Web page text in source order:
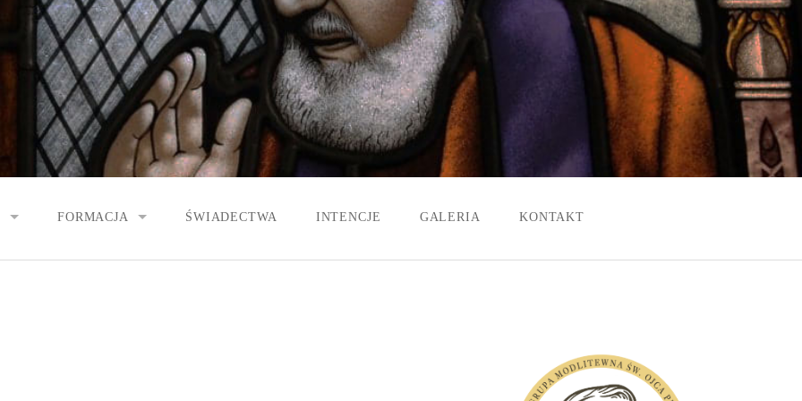
FORMACJA ŚWIADECTWA INTENCJE GALERIA KONTAKT